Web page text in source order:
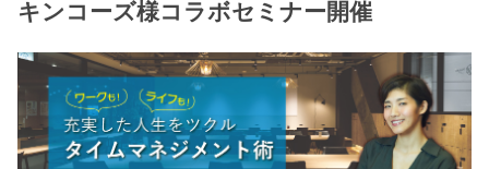
キンコーズ様コラボセミナー開催